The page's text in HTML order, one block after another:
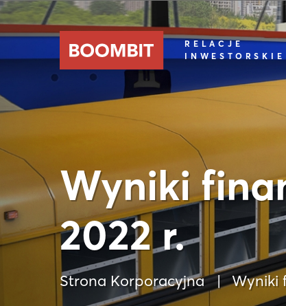
RELACJE
INWESTORSKIE
Wyniki
2022 r.
Strona Korporacyjna Wyniki